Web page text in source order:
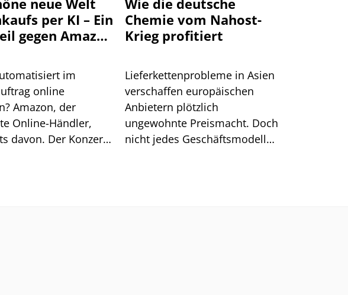
neue Welt
per KI – Ein
gegen Amazon
Folgen
im
online
Amazon, der
Online-Händler,
davon. Der Konzern
Wie die deutsche
Chemie vom Nahost-
Krieg profitiert
Lieferkettenprobleme in Asien
verschaffen europäischen
Anbietern plötzlich
ungewohnte Preismacht. Doch
nicht jedes Geschäftsmodell